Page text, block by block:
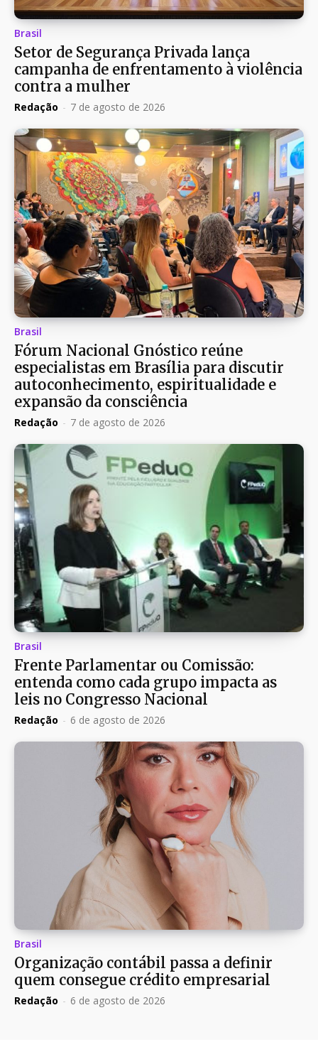
Brasil
Setor de Segurança Privada lança
campanha de enfrentamento à violência
contra a mulher
Redação - 7 de agosto de 2026
Brasil
Fórum Nacional Gnóstico reúne
especialistas em Brasília para discutir
autoconhecimento, espiritualidade e
expansão da consciência
Redação - 7 de agosto de 2026
Brasil
Frente Parlamentar ou Comissão:
entenda como cada grupo impacta as
leis no Congresso Nacional
Redação - 6 de agosto de 2026
Brasil
Organização contábil passa a definir
quem consegue crédito empresarial
Redação - 6 de agosto de 2026